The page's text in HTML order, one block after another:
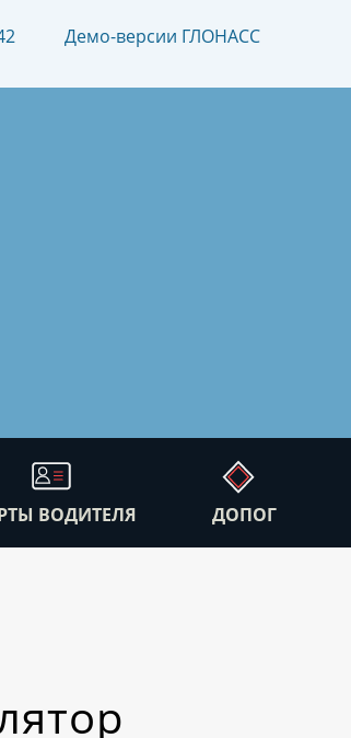
Демо-версии ГЛОНАСС
ВОДИТЕЛЯ ДОПОГ